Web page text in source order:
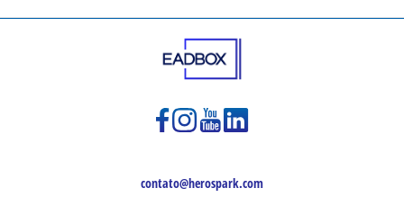
contato@herospark.com